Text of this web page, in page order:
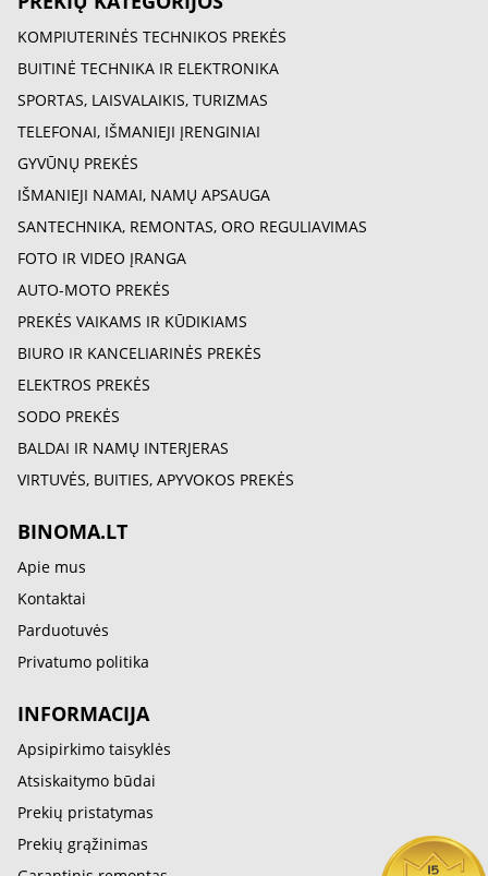
KOMPIUTERINĖS TECHNIKOS PREKĖS
BUITINĖ TECHNIKA IR ELEKTRONIKA
SPORTAS, LAISVALAIKIS, TURIZMAS
TELEFONAI, IŠMANIEJI ĮRENGINIAI
GYVŪNŲ PREKĖS
IŠMANIEJI NAMAI, NAMŲ APSAUGA
SANTECHNIKA, REMONTAS, ORO REGULIAVIMAS
FOTO IR VIDEO ĮRANGA
AUTO-MOTO PREKĖS
PREKĖS VAIKAMS IR KŪDIKIAMS
BIURO IR KANCELIARINĖS PREKĖS
ELEKTROS PREKĖS
SODO PREKĖS
BALDAI IR NAMŲ INTERJERAS
VIRTUVĖS, BUITIES, APYVOKOS PREKĖS
BINOMA.LT
Apie mus
Kontaktai
Parduotuvės
Privatumo politika
INFORMACIJA
Apsipirkimo taisyklės
Atsiskaitymo būdai
Prekių pristatymas
Prekių grąžinimas